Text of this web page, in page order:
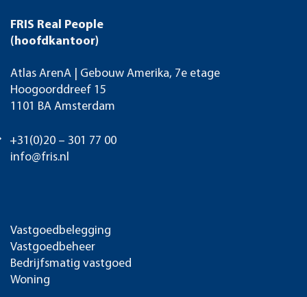
FRIS Real People
(hoofdkantoor)
Atlas ArenA | Gebouw Amerika, 7e etage
Hoogoorddreef 15
1101 BA Amsterdam
+31(0)20 – 301 77 00
info@fris.nl
Vastgoedbelegging
Vastgoedbeheer
Bedrijfsmatig vastgoed
Woning